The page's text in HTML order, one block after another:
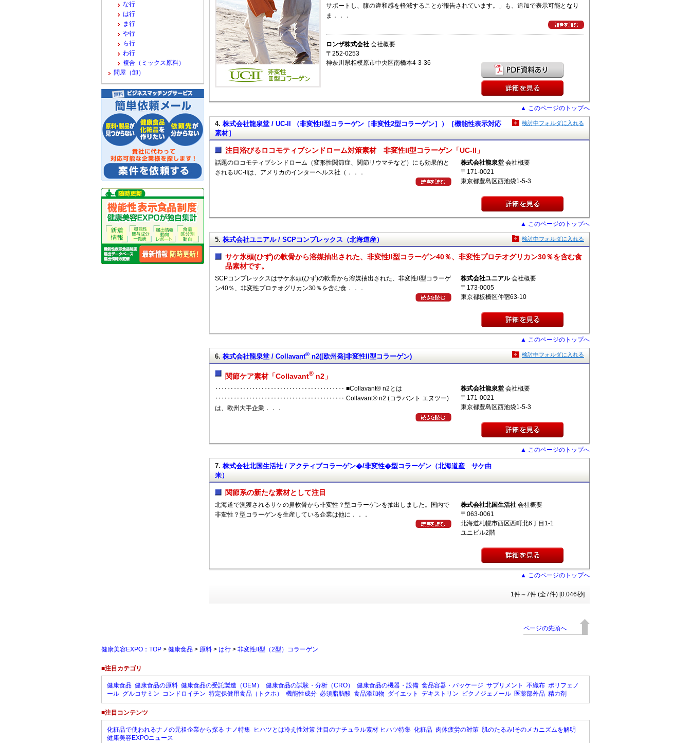
サポートし、膝の違和感を軽減することが報告されています。」も、追加で表示可能となり
ま．．．
ロンザ株式会社 会社概要
〒252-0253
神奈川県相模原市中央区南橋本4-3-36
▲ このページのトップへ
4. 株式会社龍泉堂 / UC-II （非変性II型コラーゲン［非変性2型コラーゲン］）［機能性表示対応
素材］
注目浴びるロコモティブシンドローム対策素材 非変性II型コラーゲン「UC-II」
話題のロコモティブシンドローム（変形性関節症、関節リウマチなど）にも効果的と
されるUC-IIは、アメリカのインターヘルス社（．．．
株式会社龍泉堂 会社概要
〒171-0021
東京都豊島区西池袋1-5-3
検討中フォルダに入れる
▲ このページのトップへ
5. 株式会社ユニアル / SCPコンプレックス（北海道産）
サケ氷頭(ひず)の軟骨から溶媒抽出された、非変性II型コラーゲン40％、非変性プロテオグリカン30％を含む食
品素材です。
SCPコンプレックスはサケ氷頭(ひず)の軟骨から溶媒抽出された、非変性II型コラーゲ
ン40％、非変性プロテオグリカン30％を含む食．．．
株式会社ユニアル会社概要
〒173-0005
東京都板橋区仲宿63-10
検討中フォルダに入れる
▲ このページのトップへ
6. 株式会社龍泉堂 / Collavant® n2([欧州発]非変性II型コラーゲン)
関節ケア素材「Collavant® n2」
‥‥‥‥‥‥‥‥‥‥‥‥‥‥‥‥‥‥‥‥‥ ■Collavant® n2とは
‥‥‥‥‥‥‥‥‥‥‥‥‥‥‥‥‥‥‥‥‥ Collavant® n2 (コラバント エヌツー)
は、欧州大手企業．．．
株式会社龍泉堂 会社概要
〒171-0021
東京都豊島区西池袋1-5-3
検討中フォルダに入れる
▲ このページのトップへ
7. 株式会社北国生活社 / アクティブコラーゲン�/非変性�型コラーゲン（北海道産 サケ由
来）
関節系の新たな素材として注目
北海道で漁獲されるサケの鼻軟骨から非変性？型コラーゲンを抽出しました。国内で
非変性？型コラーゲンを生産している企業は他に．．．
株式会社北国生活社 会社概要
〒063-0061
北海道札幌市西区西町北6丁目1-1
ユニビル2階
▲ このページのトップへ
1件～7件 (全7件) [0.046秒]
ページの先頭へ
な行
は行
ま行
や行
ら行
わ行
複合（ミックス原料）
問屋（卸）
健康美容EXPO：TOP > 健康食品 > 原料 > は行 > 非変性II型（2型）コラーゲン
■注目カテゴリ
健康食品 健康食品の原料 健康食品の受託製造（OEM） 健康食品の試験・分析（CRO） 健康食品の機器・設備 食品容器・パッケージ サプリメント 不織布 ポリフェノ
ール グルコサミン コンドロイチン 特定保健用食品（トクホ） 機能性成分 必須脂肪酸 食品添加物 ダイエット デキストリン ピクノジェノール 医薬部外品 精力剤
■注目コンテンツ
化粧品で使われるナノの元祖企業から探る ナノ特集 ヒハツとは冷え性対策 注目のナチュラル素材 ヒハツ特集 化粧品 肉体疲労の対策 肌のたるみ!そのメカニズムを解明
健康美容EXPOニュース